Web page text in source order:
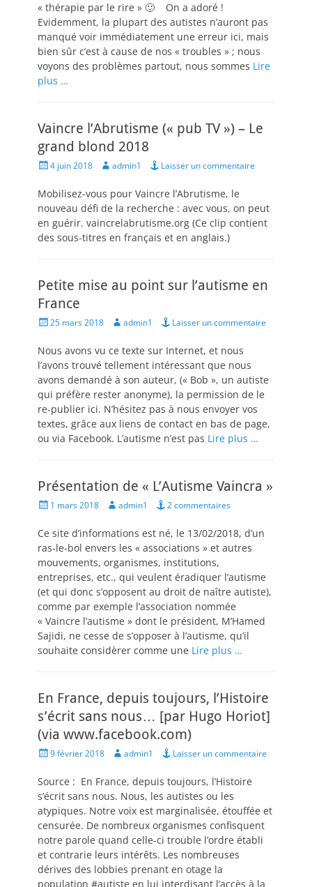
« thérapie par le rire » 🙂 On a adoré !
Evidemment, la plupart des autistes n’auront pas
manqué voir immédiatement une erreur ici, mais
bien sûr c’est à cause de nos « troubles » ; nous
voyons des problèmes partout, nous sommes Lire
plus …
Vaincre l’Abrutisme (« pub TV ») – Le
grand blond 2018
Posted4 juin 2018 Author
admin1 Laisser un commentaire
Mobilisez-vous pour Vaincre l’Abrutisme, le
nouveau défi de la recherche : avec vous, on peut
en guérir. vaincrelabrutisme.org (Ce clip contient
des sous-titres en français et en anglais.)
Petite mise au point sur l’autisme en
France
Posted25 mars 2018 Author
admin1 Laisser un commentaire
Nous avons vu ce texte sur Internet, et nous
l’avons trouvé tellement intéressant que nous
avons demandé à son auteur, (« Bob », un autiste
qui préfère rester anonyme), la permission de le
re-publier ici. N’hésitez pas à nous envoyer vos
textes, grâce aux liens de contact en bas de page,
ou via Facebook. L’autisme n’est pas Lire plus …
Présentation de « L’Autisme Vaincra »
Posted1 mars 2018 Author
admin1 2 commentaires
Ce site d’informations est né, le 13/02/2018, d’un
ras-le-bol envers les « associations » et autres
mouvements, organismes, institutions,
entreprises, etc., qui veulent éradiquer l’autisme
(et qui donc s’opposent au droit de naître autiste),
comme par exemple l’association nommée
« Vaincre l’autisme » dont le président, M’Hamed
Sajidi, ne cesse de s’opposer à l’autisme, qu’il
souhaite considèrer comme une Lire plus …
En France, depuis toujours, l’Histoire
s’écrit sans nous… [par Hugo Horiot]
(via www.facebook.com)
Posted9 février 2018 Author
admin1 Laisser un commentaire
Source : En France, depuis toujours, l’Histoire
s’écrit sans nous. Nous, les autistes ou les
atypiques. Notre voix est marginalisée, étouffée et
censurée. De nombreux organismes confisquent
notre parole quand celle-ci trouble l’ordre établi
et contrarie leurs intérêts. Les nombreuses
dérives des lobbies prenant en otage la
population #autiste en lui interdisant l’accès à la